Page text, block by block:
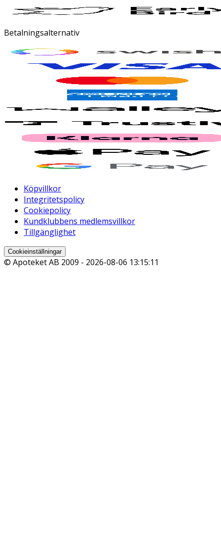
Betalningsalternativ
Köpvillkor
Integritetspolicy
Cookiepolicy
Kundklubbens medlemsvillkor
Tillgänglighet
Cookieinställningar
© Apoteket AB 2009 - 2026-08-06 13:15:11